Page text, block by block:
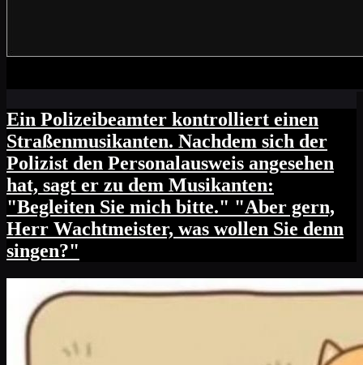
Ein Polizeibeamter kontrolliert einen
Straßenmusikanten. Nachdem sich der
Polizist den Personalausweis angesehen
hat, sagt er zu dem Musikanten:
"Begleiten Sie mich bitte." "Aber gern,
Herr Wachtmeister, was wollen Sie denn
singen?"